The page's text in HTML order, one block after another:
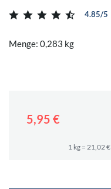
4.85/5
Menge: 0,283 kg
5,95 €
1 kg = 21,02 €